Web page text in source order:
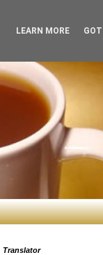
Translator
LEARN MORE